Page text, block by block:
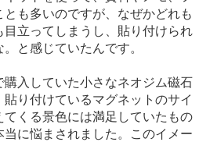
も多いのですが、なぜかどれも
立ってしまうし、貼り付けられ
と感じていたんです。
入していた小さなネオジム磁石
り付けているマグネットのサイ
くる景色には満足していたもの
に悩まされました。このイメー